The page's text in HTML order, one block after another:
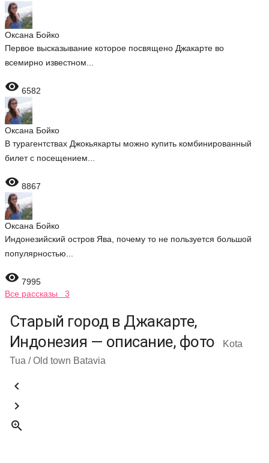
Оксана Бойко
Первое высказывание которое посвящено Джакарте во
всемирно известном...
 6582
Оксана Бойко
В турагентствах Джокьякарты можно купить комбинированный
билет с посещением...
 8867
Оксана Бойко
Индонезийский остров Ява, почему то не пользуется большой
популярностью...
 7995
Все рассказы 3
Старый город в Джакарте,
Индонезия — описание, фото
Kota
Tua / Old town Batavia


